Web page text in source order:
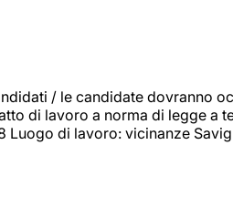
/ le candidate
di lavoro a norma di legge a
Luogo di lavoro: vicinanze